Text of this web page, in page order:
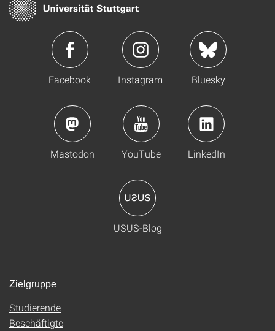
Facebook Instagram Bluesky
Mastodon YouTube LinkedIn
USUS-Blog
Zielgruppe
Studierende
Beschäftigte